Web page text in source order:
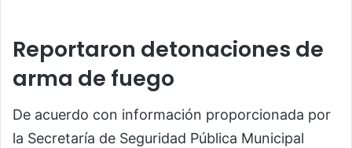
Reportaron detonaciones de
arma de fuego
De acuerdo con información proporcionada por
la Secretaría de Seguridad Pública Municipal